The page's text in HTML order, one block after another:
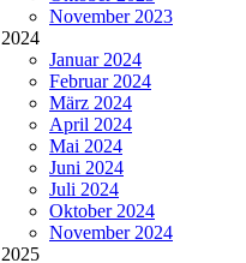
November 2023
2024
Januar 2024
Februar 2024
März 2024
April 2024
Mai 2024
Juni 2024
Juli 2024
Oktober 2024
November 2024
2025